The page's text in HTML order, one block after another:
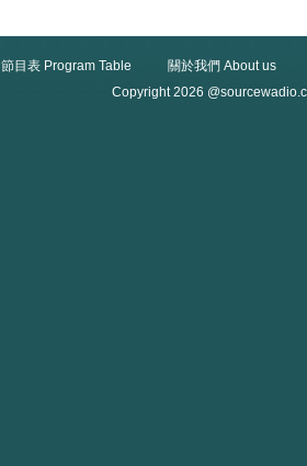
節目表 Program Table
關於我們 About us
Copyright 2026